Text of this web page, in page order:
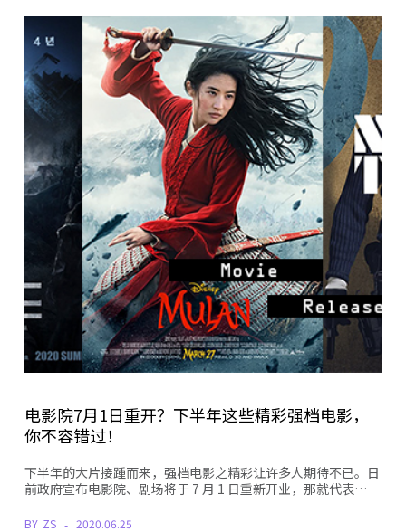
电影院7月1日重开？下半年这些精彩强档电影，
你不容错过！
下半年的大片接踵而来，强档电影之精彩让许多人期待不已。日
前政府宣布电影院、剧场将于 7 月 1 日重新开业，那就代表…
BY ZS 2020.06.25